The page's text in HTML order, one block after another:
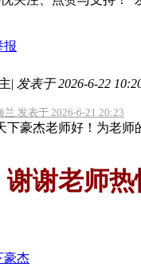
报
| 发表于 2026-6-22
兰 发表于 2026-6-21 20:23
下豪杰老师好！为老师
谢谢老师热
豪杰